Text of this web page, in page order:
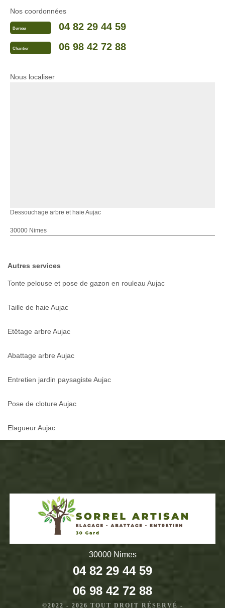
Nos coordonnées
Bureau 04 82 29 44 59
Chantier 06 98 42 72 88
Nous localiser
Dessouchage arbre et haie Aujac
30000 Nimes
Autres services
Tonte pelouse et pose de gazon en rouleau Aujac
Taille de haie Aujac
Etêtage arbre Aujac
Abattage arbre Aujac
Entretien jardin paysagiste Aujac
Pose de cloture Aujac
Elagueur Aujac
30000 Nimes
04 82 29 44 59
06 98 42 72 88
©2022 - 2026 TOUT DROIT RÉSERVÉ -